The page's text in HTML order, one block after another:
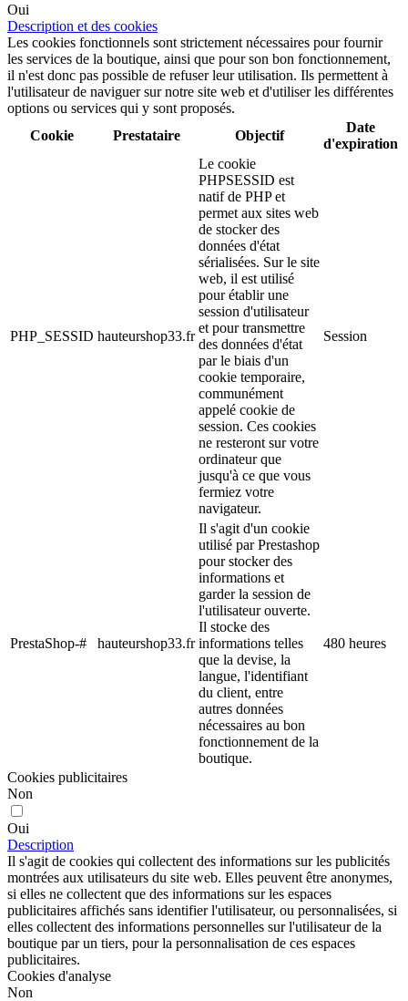
Oui
Description et des cookies
Les cookies fonctionnels sont strictement nécessaires pour fournir
les services de la boutique, ainsi que pour son bon fonctionnement,
il n'est donc pas possible de refuser leur utilisation. Ils permettent à
l'utilisateur de naviguer sur notre site web et d'utiliser les différentes
options ou services qui y sont proposés.
Cookie
Prestataire Objectif
Date
d'expiration
PHP_SESSID hauteurshop33.fr
Le cookie
PHPSESSID est
natif de PHP et
permet aux sites web
de stocker des
données d'état
sérialisées. Sur le site
web, il est utilisé
pour établir une
session d'utilisateur
et pour transmettre
des données d'état
par le biais d'un
cookie temporaire,
communément
appelé cookie de
session. Ces cookies
ne resteront sur votre
ordinateur que
jusqu'à ce que vous
fermiez votre
navigateur.
Session
PrestaShop-# hauteurshop33.fr
Il s'agit d'un cookie
utilisé par Prestashop
pour stocker des
informations et
garder la session de
l'utilisateur ouverte.
Il stocke des
informations telles
que la devise, la
langue, l'identifiant
du client, entre
autres données
nécessaires au bon
fonctionnement de la
boutique.
480 heures
Cookies publicitaires
Non
Oui
Description
Il s'agit de cookies qui collectent des informations sur les publicités
montrées aux utilisateurs du site web. Elles peuvent être anonymes,
si elles ne collectent que des informations sur les espaces
publicitaires affichés sans identifier l'utilisateur, ou personnalisées, si
elles collectent des informations personnelles sur l'utilisateur de la
boutique par un tiers, pour la personnalisation de ces espaces
publicitaires.
Cookies d'analyse
Non